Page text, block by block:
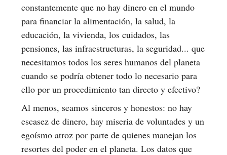
constantemente que no hay dinero en el mundo
para financiar la alimentación, la salud, la
educación, la vivienda, los cuidados, las
pensiones, las infraestructuras, la seguridad... que
necesitamos todos los seres humanos del planeta
cuando se podría obtener todo lo necesario para
ello por un procedimiento tan directo y efectivo?
Al menos, seamos sinceros y honestos: no hay
escasez de dinero, hay miseria de voluntades y un
egoísmo atroz por parte de quienes manejan los
resortes del poder en el planeta. Los datos que